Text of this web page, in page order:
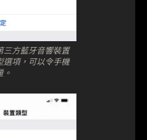
三方藍牙音響裝置
選項，可以令手機
。